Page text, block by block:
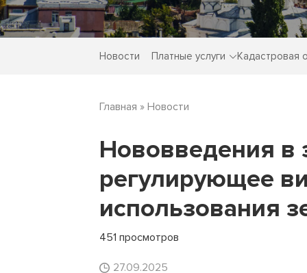
Новости Платные услуги Кадастровая
Главная » Новости
Нововведения в
регулирующее
использования
451 просмотров
27.09.2025